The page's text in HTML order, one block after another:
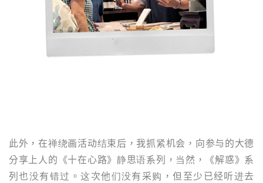
此外，在禅绕画活动结束后，我抓紧机会，向参与的大德
分享上人的《十在心路》静思语系列，当然，《解惑》系
列也没有错过。这次他们没有采购，但至少已经听进去